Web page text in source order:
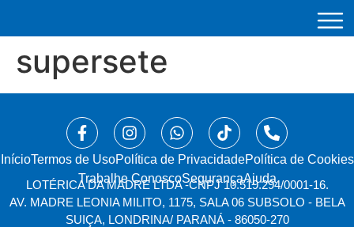
supersete
Início⁠Termos de UsoPolítica de PrivacidadePolítica de Cookies
Trabalhe ConoscoSegurançaAjuda
LOTÉRICA DA MADRE LTDA -CNPJ 10.519.294/0001-16.
AV. MADRE LEONIA MILITO, 1175, SALA 06 SUBSOLO - BELA
SUIÇA, LONDRINA/ PARANÁ - 86050-270